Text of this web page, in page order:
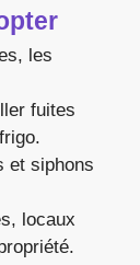
les
fuites
et siphons
locaux